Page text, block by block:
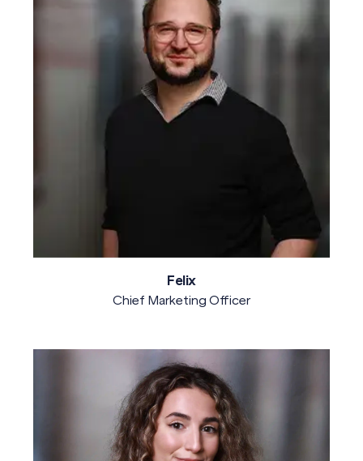
Felix
Chief Marketing Officer